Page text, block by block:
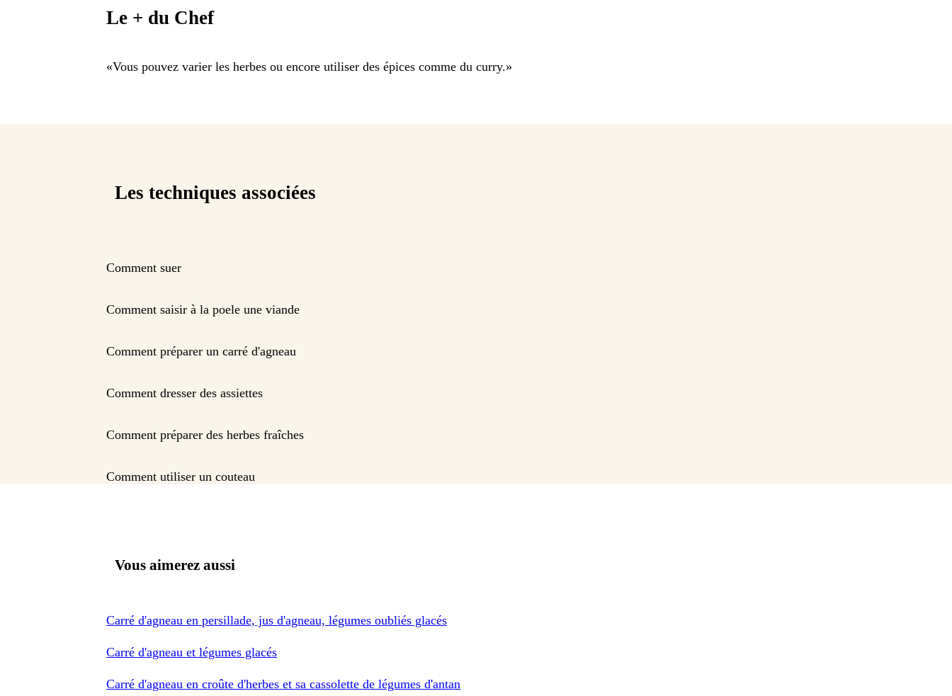
Le + du Chef
«Vous pouvez varier les herbes ou encore utiliser des épices comme du curry.»
Les techniques associées
Comment suer
Comment saisir à la poele une viande
Comment préparer un carré d'agneau
Comment dresser des assiettes
Comment préparer des herbes fraîches
Comment utiliser un couteau
Vous aimerez aussi
Carré d'agneau en persillade, jus d'agneau, légumes oubliés glacés
Carré d'agneau et légumes glacés
Carré d'agneau en croûte d'herbes et sa cassolette de légumes d'antan